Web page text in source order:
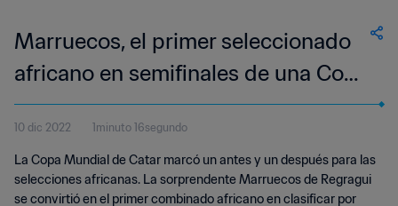
Marruecos, el primer seleccionado
africano en semifinales de una Copa
Mundial
10 dic 2022 1minuto 16segundo
La Copa Mundial de Catar marcó un antes y un después para las
selecciones africanas. La sorprendente Marruecos de Regragui
se convirtió en el primer combinado africano en clasificar por